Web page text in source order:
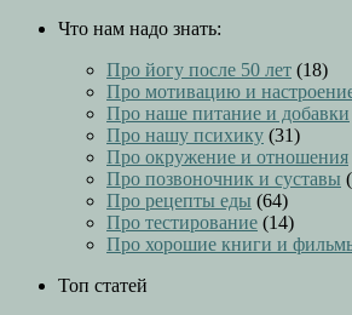
Что нам надо знать:
Про йогу после 50 лет (18)
Про мотивацию и
Про наше питание и добавки
Про нашу психику (31)
Про окружение и отношения
Про позвоночник и суставы
Про рецепты еды (64)
Про тестирование (14)
Про хорошие книги и
Топ статей